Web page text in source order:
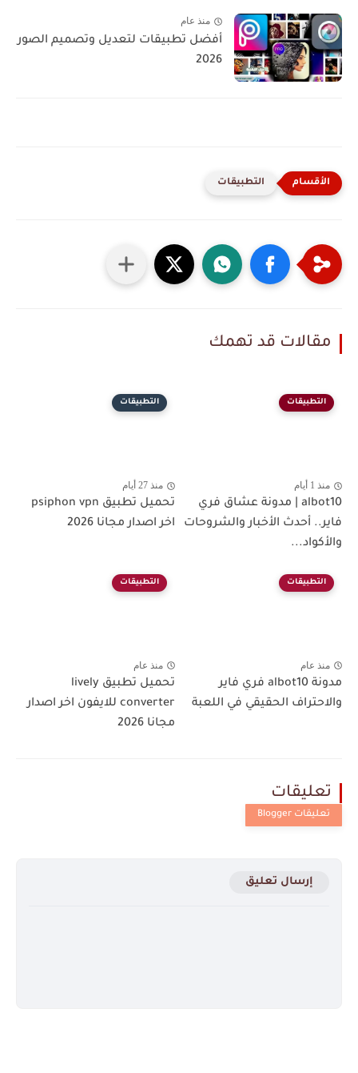
منذ عام
أفضل تطبيقات لتعديل وتصميم الصور
2026
التطبيقات
مقالات قد تهمك
التطبيقات
منذ 1 أيام
albot10 | مدونة عشاق فري
فاير.. أحدث الأخبار والشروحات
والأكواد...
التطبيقات
منذ 27 أيام
تحميل تطبيق psiphon vpn
اخر اصدار مجانا 2026
التطبيقات
منذ عام
مدونة albot10 فري فاير
والاحتراف الحقيقي في اللعبة
التطبيقات
منذ عام
تحميل تطبيق lively
converter للايفون اخر اصدار
مجانا 2026
تعليقات
إرسال تعليق